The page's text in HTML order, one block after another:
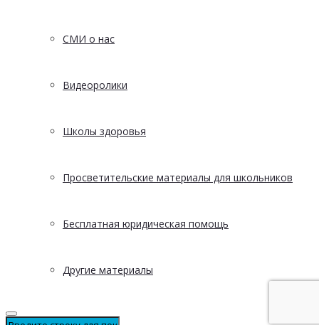
СМИ о нас
Видеоролики
Школы здоровья
Просветительские материалы для школьников
Бесплатная юридическая помощь
Другие материалы